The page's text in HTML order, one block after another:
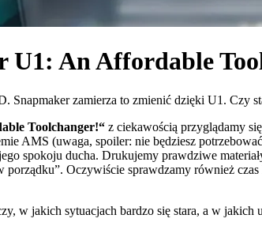
U1: An Affordable
zamierza to zmienić dzięki U1. Czy
Toolchanger!“ z ciekawością przyglądamy
AMS (uwaga, spoiler: nie będziesz
spokoju ducha. Drukujemy prawdziwe
Oczywiście sprawdzamy również
w jakich sytuacjach bardzo się stara, a w jakich